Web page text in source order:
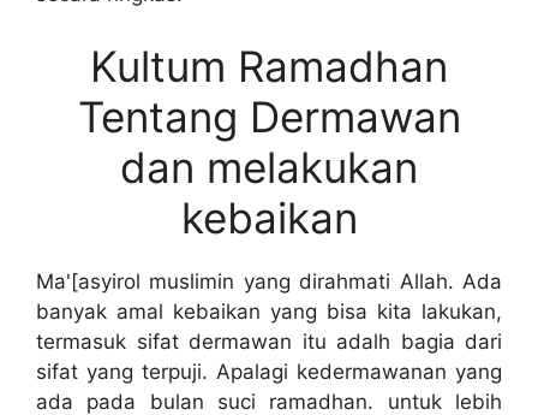
Kultum Ramadhan
Tentang Dermawan
dan melakukan
kebaikan
Ma'[asyirol muslimin yang dirahmati Allah. Ada
banyak amal kebaikan yang bisa kita lakukan,
termasuk sifat dermawan itu adalh bagia dari
sifat yang terpuji. Apalagi kedermawanan yang
ada pada bulan suci ramadhan. untuk lebih